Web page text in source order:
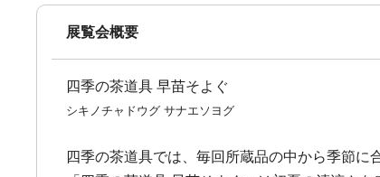
展覧会概要
四季の茶道具 早苗そよぐ
シキノチャドウグ サナエソヨグ
四季の茶道具では、毎回所蔵品の中から季節に